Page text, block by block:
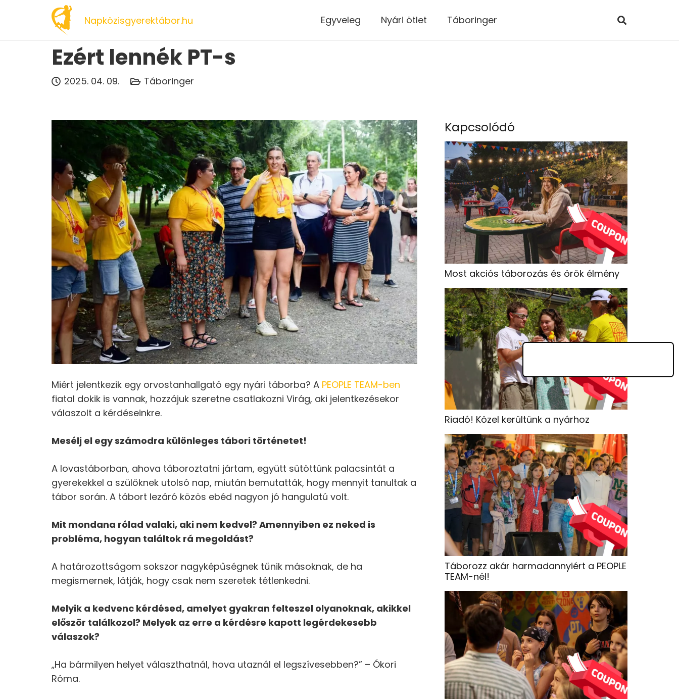
Napközisgyerektábor.hu Egyveleg Nyári ötlet Táboringer
Ezért lennék PT-s
2025. 04. 09. Táboringer
Miért jelentkezik egy orvostanhallgató egy nyári táborba? A PEOPLE TEAM-ben
fiatal dokik is vannak, hozzájuk szeretne csatlakozni Virág, aki jelentkezésekor
válaszolt a kérdéseinkre.
Mesélj el egy számodra különleges tábori történetet!
A lovastáborban, ahova táboroztatni jártam, együtt sütöttünk palacsintát a
gyerekekkel a szülőknek utolsó nap, miután bemutatták, hogy mennyit tanultak a
tábor során. A tábort lezáró közös ebéd nagyon jó hangulatú volt.
Mit mondana rólad valaki, aki nem kedvel? Amennyiben ez neked is
probléma, hogyan találtok rá megoldást?
A határozottságom sokszor nagyképűségnek tűnik másoknak, de ha
megismernek, látják, hogy csak nem szeretek tétlenkedni.
Melyik a kedvenc kérdésed, amelyet gyakran felteszel olyanoknak, akikkel
először találkozol? Melyek az erre a kérdésre kapott legérdekesebb
válaszok?
„Ha bármilyen helyet választhatnál, hova utaznál el legszívesebben?” – Ókori
Róma.
Kapcsolódó
Most akciós táborozás és örök élmény
Riadó! Közel kerültünk a nyárhoz
Táborozz akár harmadannyiért a PEOPLE
TEAM-nél!